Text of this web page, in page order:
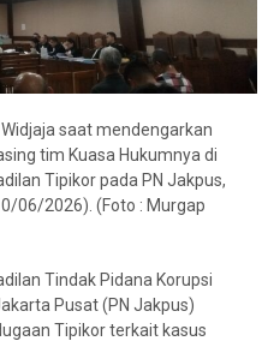
saat mendengarkan
tim Kuasa Hukumnya di
Tipikor pada PN Jakpus,
06/2026). (Foto : Murgap
Tindak Pidana Korupsi
Pusat (PN Jakpus)
Tipikor terkait kasus